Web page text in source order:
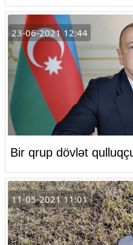
23-06-2021 12:44
Bir qrup dövlət
11-05-2021 11:01